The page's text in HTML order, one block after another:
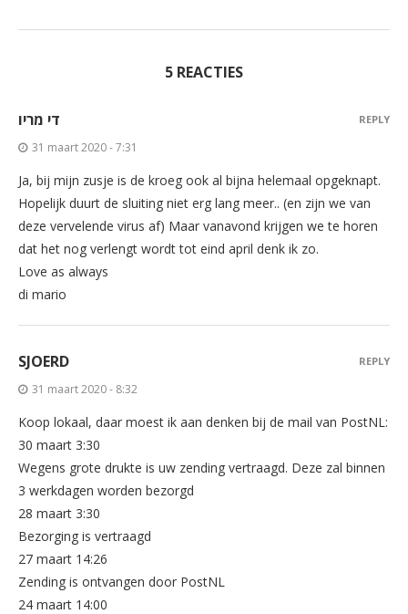
5 REACTIES
די מריו
31 maart 2020 - 7:31
Ja, bij mijn zusje is de kroeg ook al bijna helemaal opgeknapt.
Hopelijk duurt de sluiting niet erg lang meer.. (en zijn we van
deze vervelende virus af) Maar vanavond krijgen we te horen
dat het nog verlengt wordt tot eind april denk ik zo.
Love as always
di mario
REPLY
SJOERD
31 maart 2020 - 8:32
Koop lokaal, daar moest ik aan denken bij de mail van PostNL:
30 maart 3:30
Wegens grote drukte is uw zending vertraagd. Deze zal binnen
3 werkdagen worden bezorgd
28 maart 3:30
Bezorging is vertraagd
27 maart 14:26
Zending is ontvangen door PostNL
24 maart 14:00
REPLY